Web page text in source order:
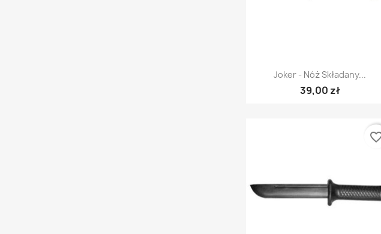
Szybki podgląd
Joker - Nóż Składany...
39,00 zł